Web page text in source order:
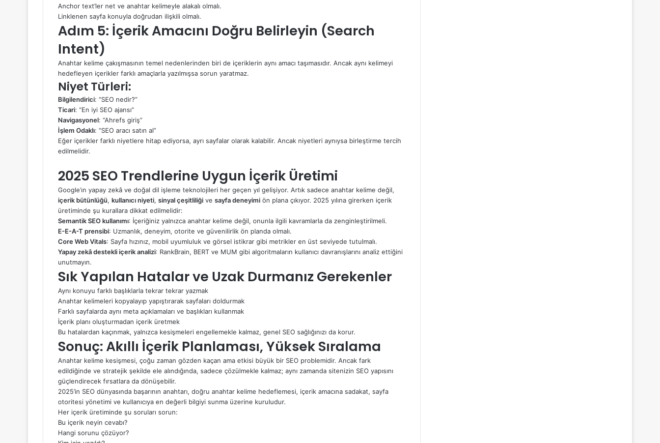
Anchor text’ler net ve anahtar kelimeyle alakalı olmalı.
Linklenen sayfa konuyla doğrudan ilişkili olmalı.
Adım 5: İçerik Amacını Doğru Belirleyin (Search
Intent)
Anahtar kelime çakışmasının temel nedenlerinden biri de içeriklerin aynı amacı taşımasıdır. Ancak aynı kelimeyi
hedefleyen içerikler farklı amaçlarla yazılmışsa sorun yaratmaz.
Niyet Türleri:
Bilgilendirici: “SEO nedir?”
Ticari: “En iyi SEO ajansı”
Navigasyonel: “Ahrefs giriş”
İşlem Odaklı: “SEO aracı satın al”
Eğer içerikler farklı niyetlere hitap ediyorsa, ayrı sayfalar olarak kalabilir. Ancak niyetleri aynıysa birleştirme tercih
edilmelidir.
2025 SEO Trendlerine Uygun İçerik Üretimi
Google’ın yapay zekâ ve doğal dil işleme teknolojileri her geçen yıl gelişiyor. Artık sadece anahtar kelime değil,
içerik bütünlüğü, kullanıcı niyeti, sinyal çeşitliliği ve sayfa deneyimi ön plana çıkıyor. 2025 yılına girerken içerik
üretiminde şu kurallara dikkat edilmelidir:
Semantik SEO kullanımı: İçeriğiniz yalnızca anahtar kelime değil, onunla ilgili kavramlarla da zenginleştirilmeli.
E-E-A-T prensibi: Uzmanlık, deneyim, otorite ve güvenilirlik ön planda olmalı.
Core Web Vitals: Sayfa hızınız, mobil uyumluluk ve görsel istikrar gibi metrikler en üst seviyede tutulmalı.
Yapay zekâ destekli içerik analizi: RankBrain, BERT ve MUM gibi algoritmaların kullanıcı davranışlarını analiz ettiğini
unutmayın.
Sık Yapılan Hatalar ve Uzak Durmanız Gerekenler
Aynı konuyu farklı başlıklarla tekrar tekrar yazmak
Anahtar kelimeleri kopyalayıp yapıştırarak sayfaları doldurmak
Farklı sayfalarda aynı meta açıklamaları ve başlıkları kullanmak
İçerik planı oluşturmadan içerik üretmek
Bu hatalardan kaçınmak, yalnızca kesişmeleri engellemekle kalmaz, genel SEO sağlığınızı da korur.
Sonuç: Akıllı İçerik Planlaması, Yüksek Sıralama
Anahtar kelime kesişmesi, çoğu zaman gözden kaçan ama etkisi büyük bir SEO problemidir. Ancak fark
edildiğinde ve stratejik şekilde ele alındığında, sadece çözülmekle kalmaz; aynı zamanda sitenizin SEO yapısını
güçlendirecek fırsatlara da dönüşebilir.
2025’in SEO dünyasında başarının anahtarı, doğru anahtar kelime hedeflemesi, içerik amacına sadakat, sayfa
otoritesi yönetimi ve kullanıcıya en değerli bilgiyi sunma üzerine kuruludur.
Her içerik üretiminde şu soruları sorun:
Bu içerik neyin cevabı?
Hangi sorunu çözüyor?